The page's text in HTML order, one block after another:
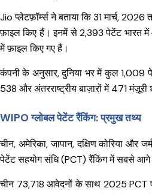
Jio प्लेटफ़ॉर्म्स ने बताया कि 31 मार्च,
फ़ाइल किए हैं। इनमें से 2,393 पेटेंट भारत में
में फ़ाइल किए गए हैं।
कंपनी के अनुसार, दुनिया भर में कुल 1,009
538 और अंतरराष्ट्रीय बाज़ारों में 471 मंज़ूरी
WIPO ग्लोबल पेटेंट रैंकिंग: प्रमुख तथ्य
चीन, अमेरिका, जापान, दक्षिण कोरिया और
पेटेंट सहयोग संधि (PCT) रैंकिंग में सबसे आगे
चीन 73,718 आवेदनों के साथ 2025 PCT